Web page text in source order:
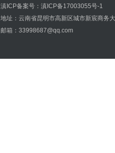
滇ICP备案号：滇ICP备17003055号-1
地址：云南省昆明市高新区城市新宸商务
邮箱：33998687@qq.com